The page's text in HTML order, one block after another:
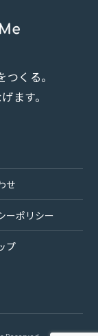
くる。
ます。
せ
ーポリシー
プ